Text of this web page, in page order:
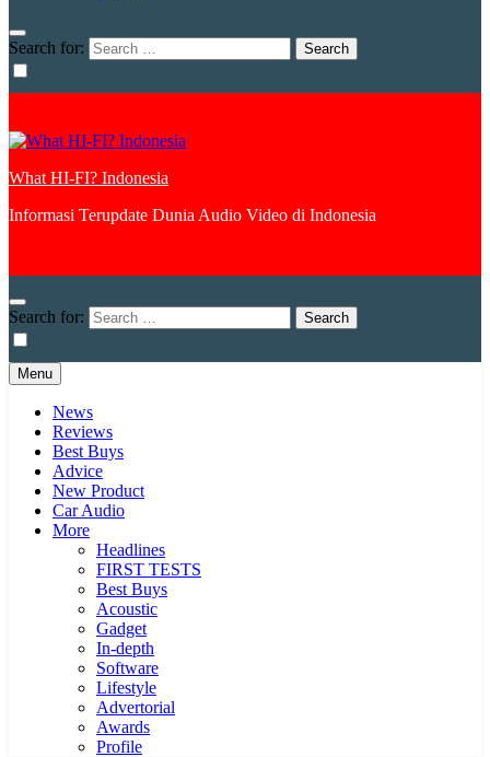
Search for:
What HI-FI? Indonesia
Informasi Terupdate Dunia Audio Video di Indonesia
Search for:
Menu
News
Reviews
Best Buys
Advice
New Product
Car Audio
More
Headlines
FIRST TESTS
Best Buys
Acoustic
Gadget
In-depth
Software
Lifestyle
Advertorial
Awards
Profile